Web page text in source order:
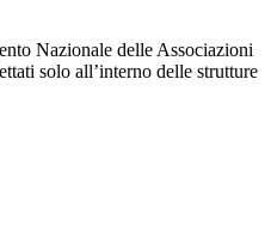
Nazionale delle Associazioni
solo all’interno delle strutture